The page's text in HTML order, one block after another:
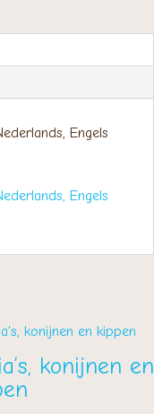
Engels
Engels
konijnen en